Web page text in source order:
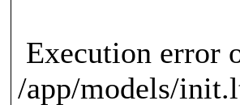
/app/models/